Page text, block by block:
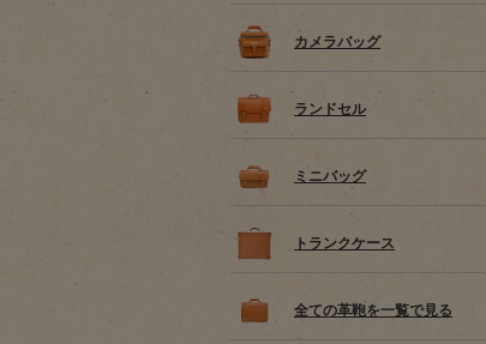
カメラバッグ
ランドセル
ミニバッグ
トランクケース
全ての革鞄を一覧で見る